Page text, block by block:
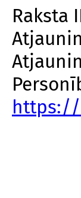
Raksta
https://